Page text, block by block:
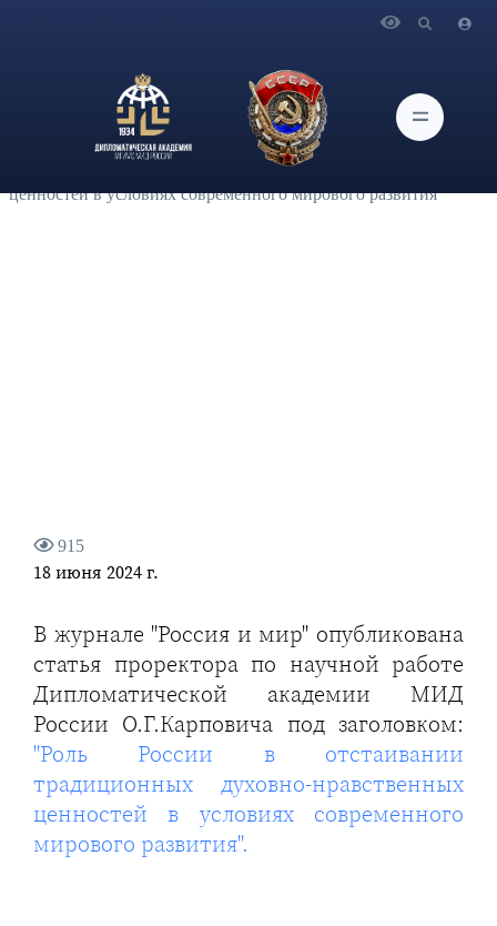
преподавательского состава Академии
Статья проректора по научной работе Дипломатической
академии МИД России О.Г.Карповича "Роль России в
отстаивании традиционных духовно-нравственных
ценностей в условиях современного мирового развития"
915
18 июня 2024 г.
В журнале "Россия и мир" опубликована
статья проректора по научной работе
Дипломатической академии МИД
России О.Г.Карповича под заголовком:
"Роль России в отстаивании
традиционных духовно-нравственных
ценностей в условиях современного
мирового развития".